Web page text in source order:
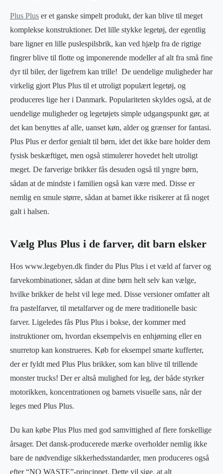
Plus Plus er et ganske simpelt produkt, der kan blive til meget
komplekse konstruktioner. Det lille stykke legetøj, der egentlig
bare ligner en lille puslespilsbrik, kan ved hjælp fra de rigtige
fingrer blive til flotte og imponerende modeller af alt fra små fine
dyr til biler, der ligefrem kan trille! De uendelige muligheder har
virkelig gjort Plus Plus til et utroligt populært legetøj, og
produceres lige her i Danmark. Populariteten skyldes også, at de
uendelige muligheder og legetøjets simple udgangspunkt gør, at
det kan benyttes af alle, uanset køn, alder og grænser for fantasi.
Plus Plus er derfor genialt til børn, idet det ikke bare holder dem
fysisk beskæftiget, men også stimulerer hovedet helt utroligt
meget. De farverige brikker fås desuden også til yngre børn,
sådan at de mindste i familien også kan være med. Disse er
nemlig en smule større, sådan at barnet ikke risikerer at få noget
galt i halsen.
Vælg Plus Plus i de farver, dit barn elsker
Hos www.legebyen.dk finder du Plus Plus i et væld af farver og
farvekombinationer, sådan at dine børn helt selv kan vælge,
hvilke brikker de helst vil lege med. Disse versioner omfatter alt
fra pastelfarver, til metalfarver og de mere traditionelle basic
farver. Ligeledes fås Plus Plus i bokse, der kommer med
instruktioner om, hvordan eksempelvis en enhjørning eller en
snurretop kan konstrueres. Køb for eksempel smarte kufferter,
der er fyldt med Plus Plus brikker, som kan blive til trillende
monster trucks! Der er altså mulighed for leg, der både styrker
motorikken, koncentrationen og barnets visuelle sans, når der
leges med Plus Plus.
Du kan købe Plus Plus med god samvittighed af flere forskellige
årsager. Det dansk-producerede mærke overholder nemlig ikke
bare de nødvendige sikkerhedsstandarder, men produceres også
efter “NO WASTE”-princippet. Dette vil sige, at alt